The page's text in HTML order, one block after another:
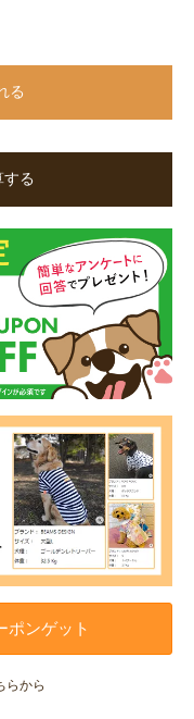
る
る
ポンゲット
らから